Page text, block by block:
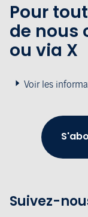
Pour
de nous
ou via X
Voir les
Suivez-